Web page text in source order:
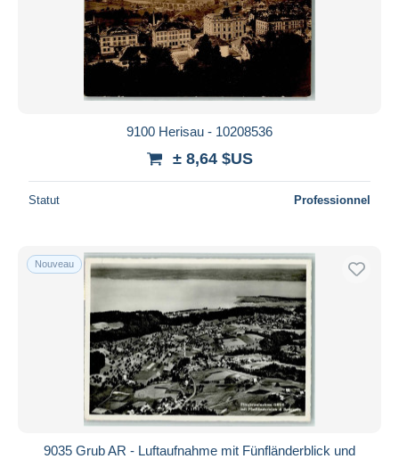
9100 Herisau - 10208536
± 8,64 $US
Statut Professionnel
Nouveau
9035 Grub AR - Luftaufnahme mit Fünfländerblick und